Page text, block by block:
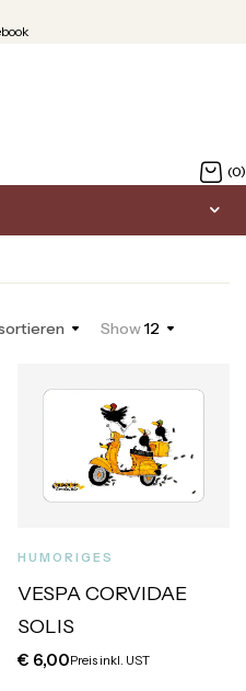
(0)
Show12
HUMORIGES
VESPA CORVIDAE
SOLIS
€ 6,00Preis inkl. UST